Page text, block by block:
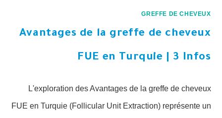
GREFFE DE CHEVEUX
Avantages de la greffe de cheveux
FUE en Turquie | 3 Infos
L'exploration des Avantages de la greffe de cheveux
FUE en Turquie (Follicular Unit Extraction) représente un